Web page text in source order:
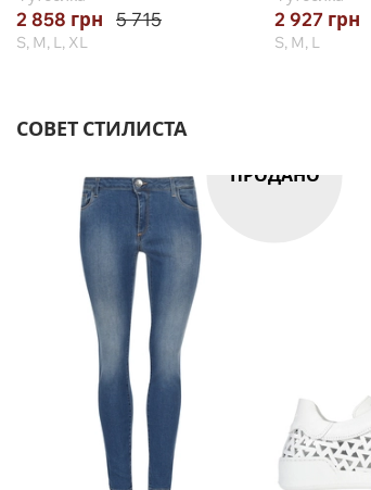
2 858 грн 5 715
S, M, L, XL
2 927 грн
S, M, L
СОВЕТ СТИЛИСТА
ПРОДАНО